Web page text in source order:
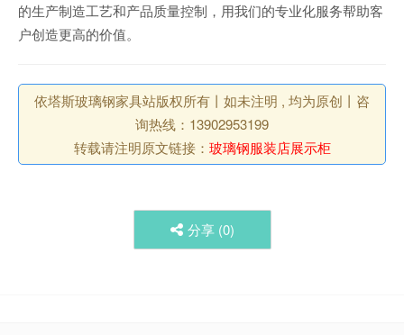
的生产制造工艺和产品质量控制，用我们的专业化服务帮助客
户创造更高的价值。
依塔斯玻璃钢家具站版权所有丨如未注明 , 均为原创丨咨
询热线：13902953199
转载请注明原文链接： 玻璃钢服装店展示柜
分享 (0)